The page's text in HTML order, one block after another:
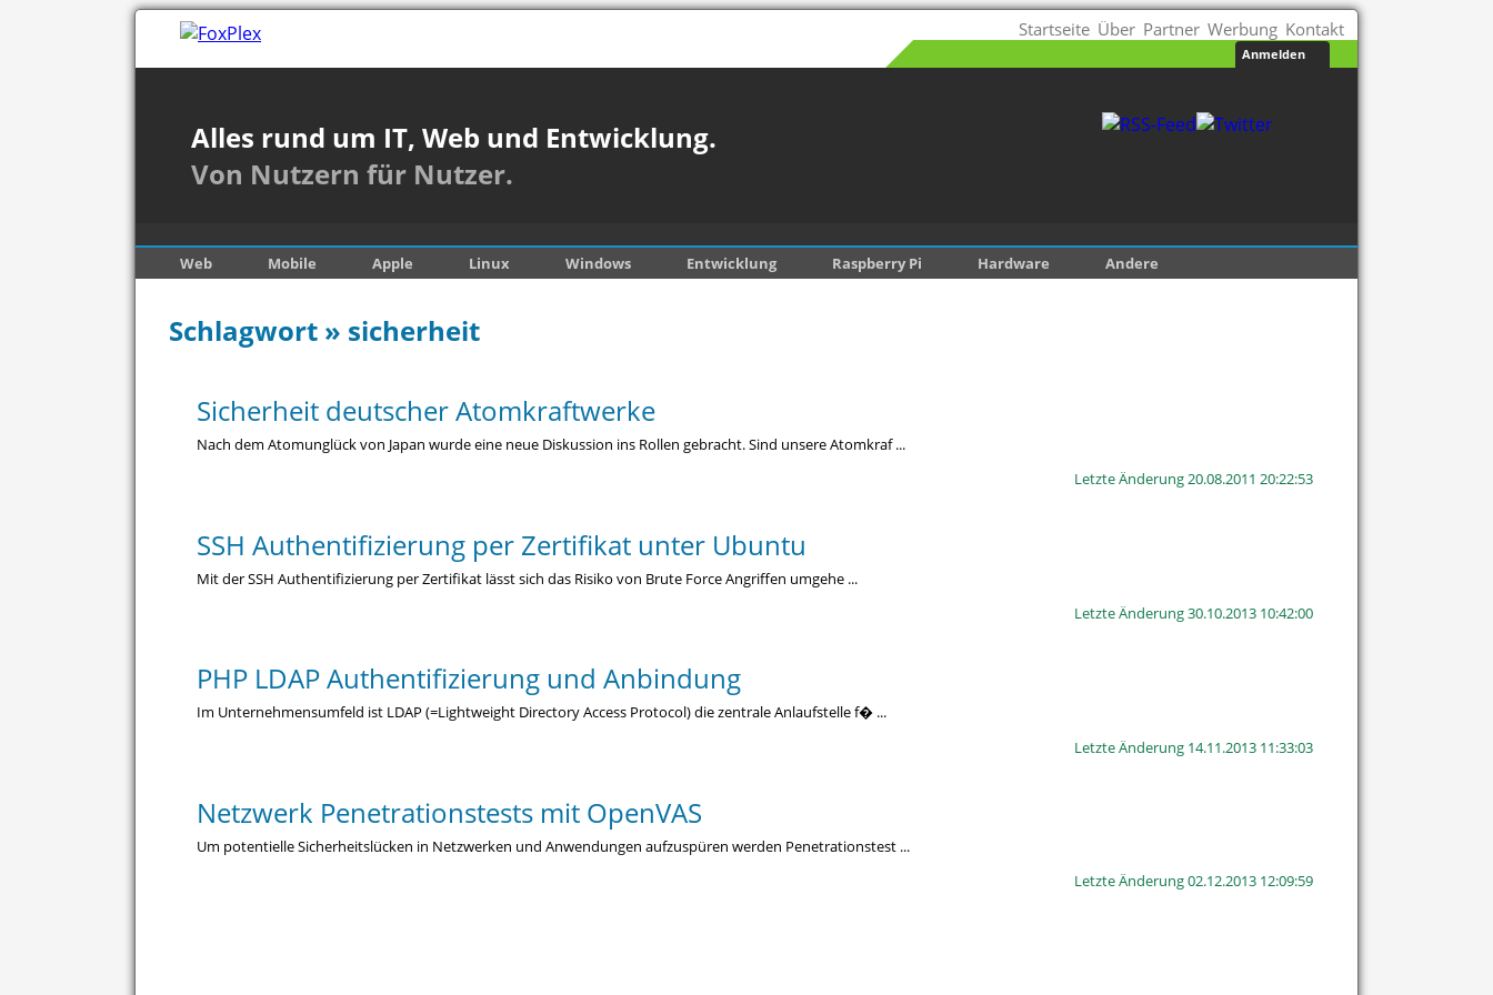
Startseite Über Partner Werbung Kontakt
Anmelden
Alles rund um IT, Web und Entwicklung.
Von Nutzern für Nutzer.
Web Mobile Apple Linux Windows Entwicklung Raspberry Pi Hardware Andere
Schlagwort » sicherheit
Sicherheit deutscher Atomkraftwerke
Nach dem Atomunglück von Japan wurde eine neue Diskussion ins Rollen gebracht. Sind unsere Atomkraf ...
Letzte Änderung 20.08.2011 20:22:53
SSH Authentifizierung per Zertifikat unter Ubuntu
Mit der SSH Authentifizierung per Zertifikat lässt sich das Risiko von Brute Force Angriffen umgehe ...
Letzte Änderung 30.10.2013 10:42:00
PHP LDAP Authentifizierung und Anbindung
Im Unternehmensumfeld ist LDAP (=Lightweight Directory Access Protocol) die zentrale Anlaufstelle f� ...
Letzte Änderung 14.11.2013 11:33:03
Netzwerk Penetrationstests mit OpenVAS
Um potentielle Sicherheitslücken in Netzwerken und Anwendungen aufzuspüren werden Penetrationstest ...
Letzte Änderung 02.12.2013 12:09:59